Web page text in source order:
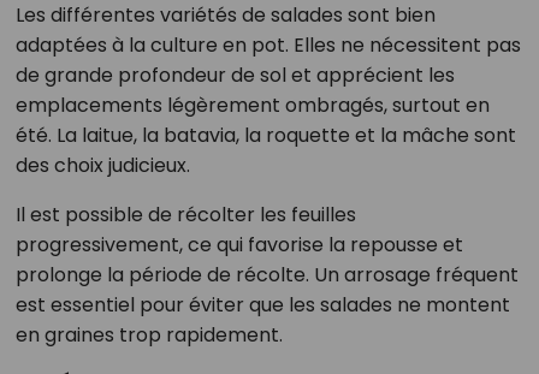
Les différentes variétés de salades sont bien
adaptées à la culture en pot. Elles ne nécessitent pas
de grande profondeur de sol et apprécient les
emplacements légèrement ombragés, surtout en
été. La laitue, la batavia, la roquette et la mâche sont
des choix judicieux.
Il est possible de récolter les feuilles
progressivement, ce qui favorise la repousse et
prolonge la période de récolte. Un arrosage fréquent
est essentiel pour éviter que les salades ne montent
en graines trop rapidement.